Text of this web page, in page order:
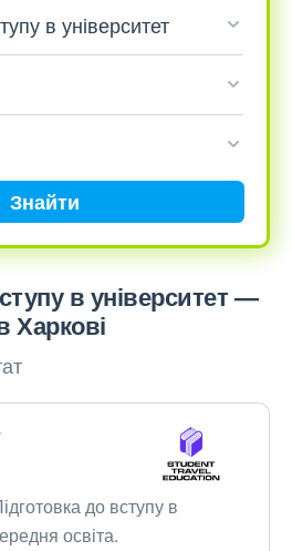
Знайти
в університет —
Харкові
до вступу в
освіта.